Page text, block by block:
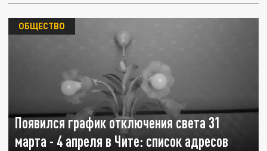
Появился график отключения света 31
марта - 4 апреля в Чите: список адресов
ОБЩЕСТВО